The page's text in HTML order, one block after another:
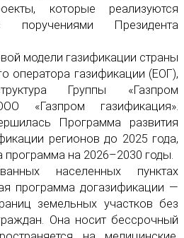
которые реализуются
Президента
модели газификации страны
оператора газификации (ЕОГ),
Группы «Газпром
«Газпром газификация».
Программа развития
регионов до 2025 года,
программа на 2026–2030 годы.
населенных пунктах
программа догазификации —
земельных участков без
Она носит бессрочный